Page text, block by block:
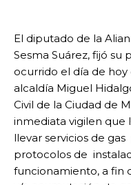
El diputado de la
Sesma Suárez, fijó su
ocurrido el día de
alcaldía Miguel
Civil de la Ciudad de
inmediata vigilen que
llevar servicios de
protocolos de
funcionamiento, a fin